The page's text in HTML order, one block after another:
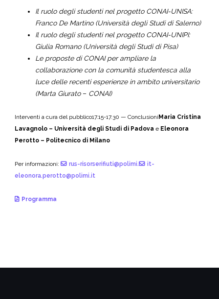
Il ruolo degli studenti nel progetto CONAI-UNISA:
Franco De Martino (Università degli Studi di Salerno)
Il ruolo degli studenti nel progetto CONAI-UNIPI:
Giulia Romano (Università degli Studi di Pisa)
Le proposte di CONAI per ampliare la
collaborazione con la comunità studentesca alla
luce delle recenti esperienze in ambito universitario
(Marta Giurato – CONAI)
Interventi a cura del pubblico17.15-17.30 — Conclusioni Maria Cristina
Lavagnolo – Università degli Studi di Padova e Eleonora
Perotto – Politecnico di Milano
Per informazioni: rus-risorserifiuti@polimi.
it-
eleonora.perotto@polimi.it
Programma